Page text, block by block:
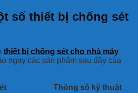
số thiết bị chống sét
thiết bị chống sét cho nhà máy
ngay các sản phẩm sau đây của
Thông số kỹ thuật